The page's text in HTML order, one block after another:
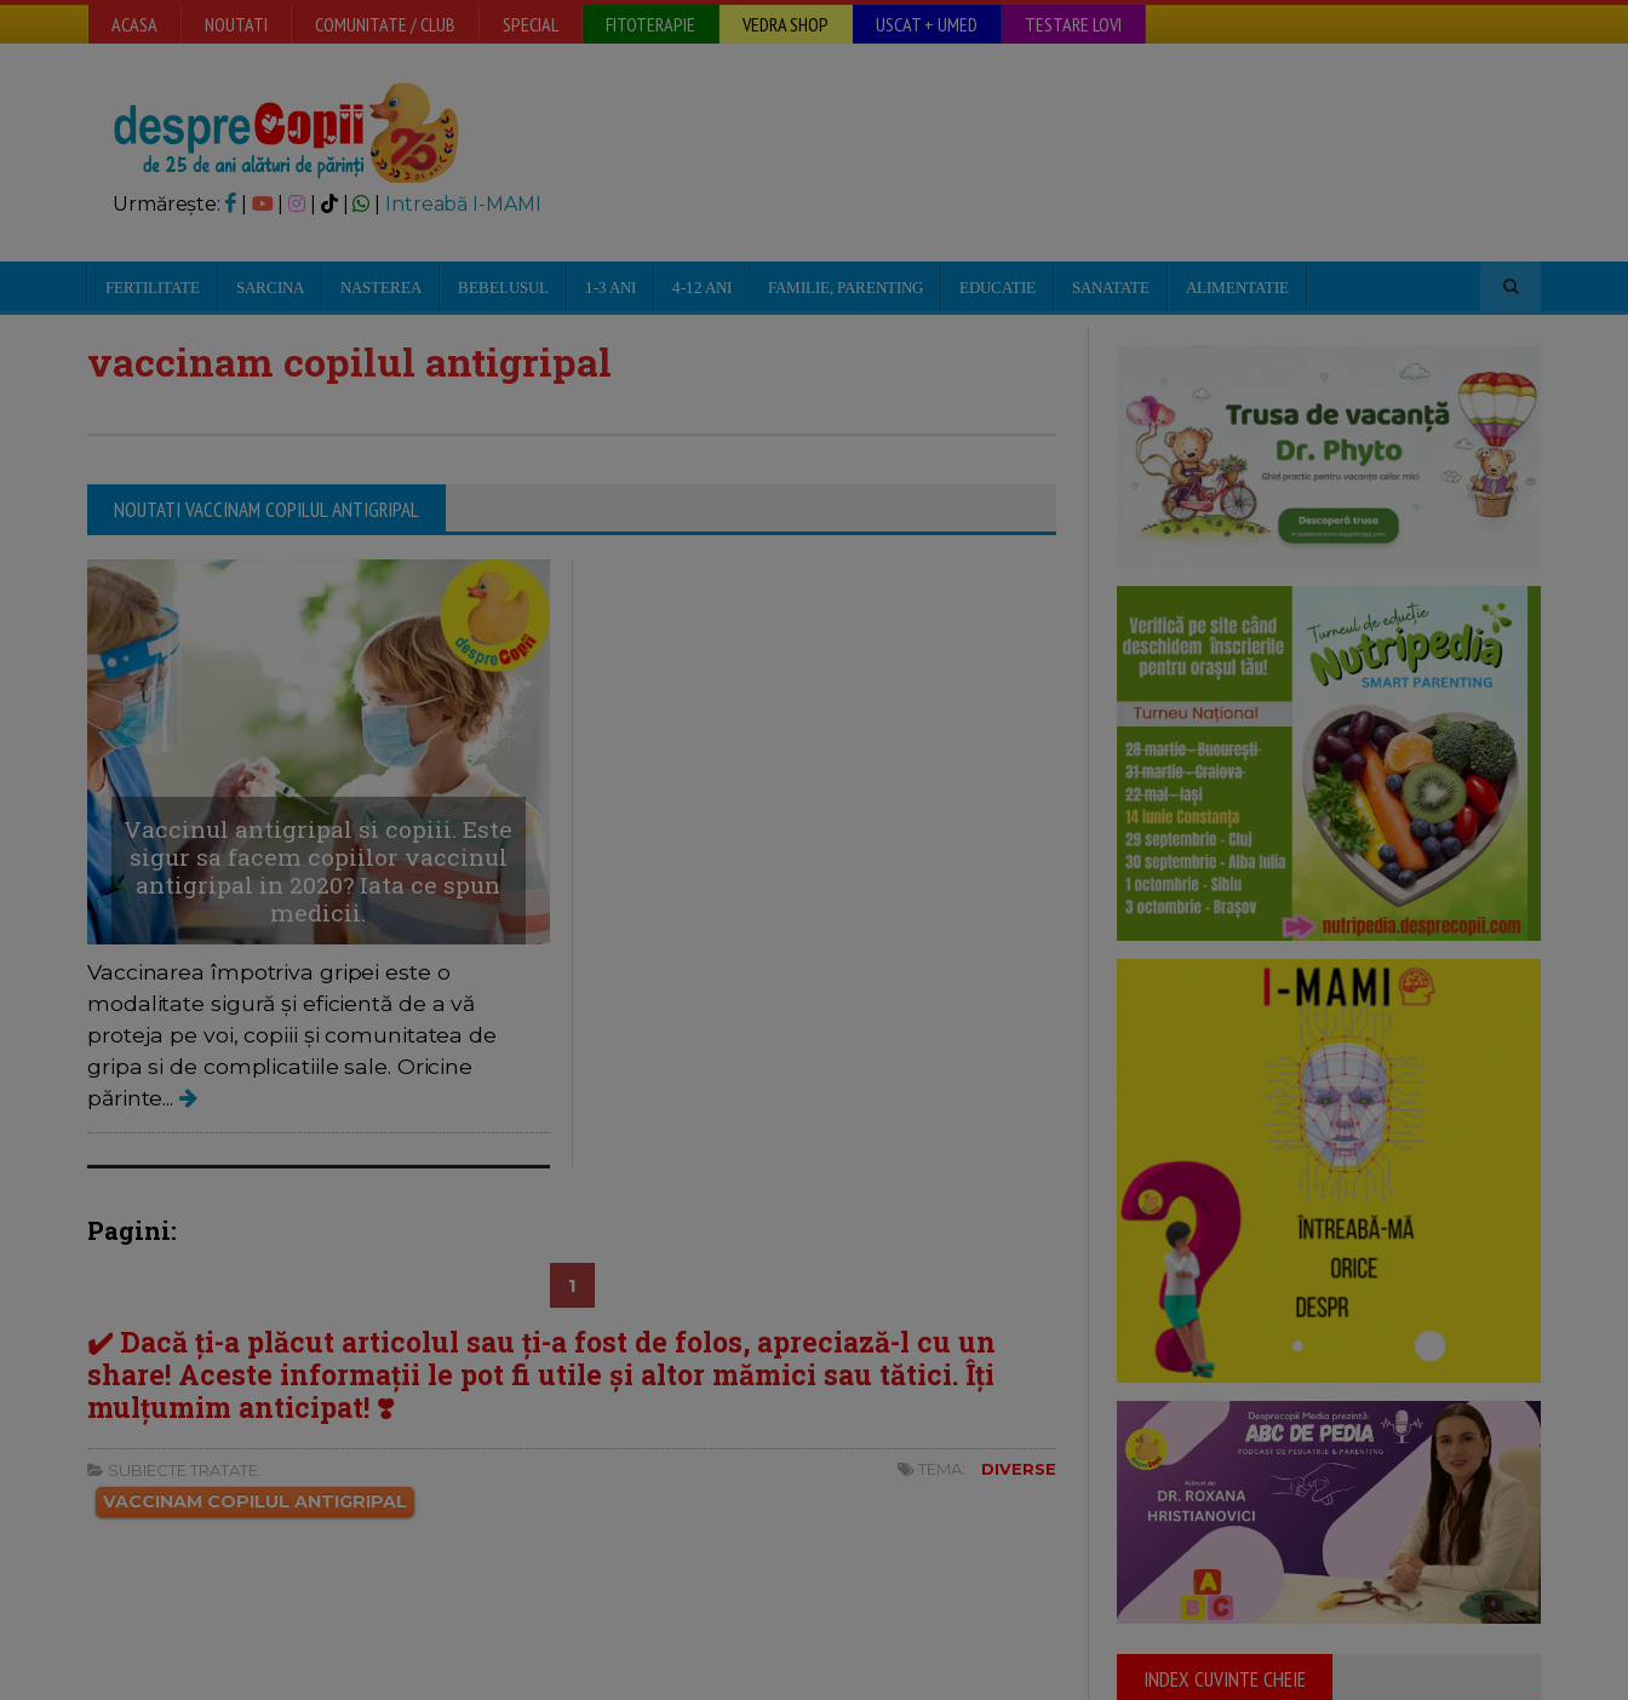
ACASA NOUTATI COMUNITATE / CLUB SPECIAL FITOTERAPIE VEDRA SHOP USCAT + UMED TESTARE LOVI
Urmărește: | | Intreabă I-MAMI
FERTILITATE SARCINA NASTEREA BEBELUSUL 1-3 ANI 4-12 ANI FAMILIE, PARENTING EDUCATIE SANATATE ALIMENTATIE
vaccinam copilul antigripal
NOUTATI VACCINAM COPILUL ANTIGRIPAL
Vaccinul antigripal si copiii. Este
sigur sa facem copiilor vaccinul
antigripal in 2020? Iata ce spun
medicii.
Vaccinarea împotriva gripei este o
modalitate sigură și eficientă de a vă
proteja pe voi, copiii și comunitatea de
gripa si de complicatiile sale. Oricine
părinte...
Pagini:
1
✔️ Dacă ți-a plăcut articolul sau ți-a fost de folos, apreciază-l cu un
share! Aceste informații le pot fi utile și altor mămici sau tătici. Îți
mulțumim anticipat! ❣️
SUBIECTE TRATATE:
VACCINAM COPILUL ANTIGRIPAL
TEMA: DIVERSE
INDEX CUVINTE CHEIE